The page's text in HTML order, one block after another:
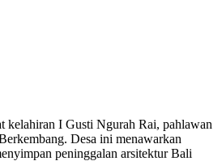
kelahiran I Gusti Ngurah Rai, pahlawan
Desa ini menawarkan
peninggalan arsitektur Bali